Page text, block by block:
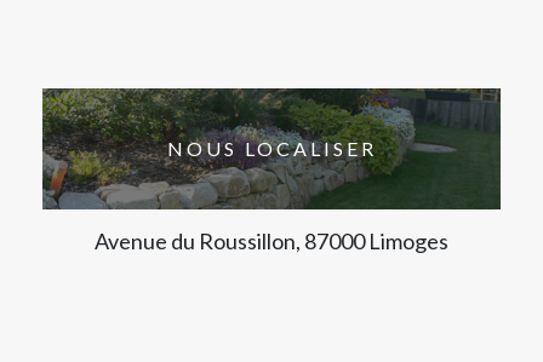
NOUS LOCALISER
Avenue du Roussillon, 87000 Limoges